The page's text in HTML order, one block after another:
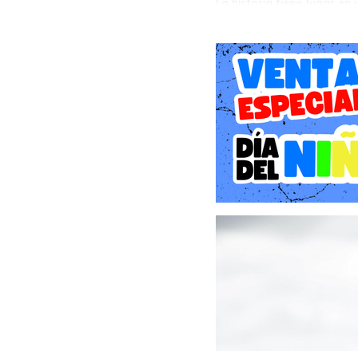
aislamiento, vida y
desafíos en un mundo
"Death Stranding" se
con otros personajes.
mientras atraviesan
obstáculos y enfrentarse
El juego también
compartidas o incluso